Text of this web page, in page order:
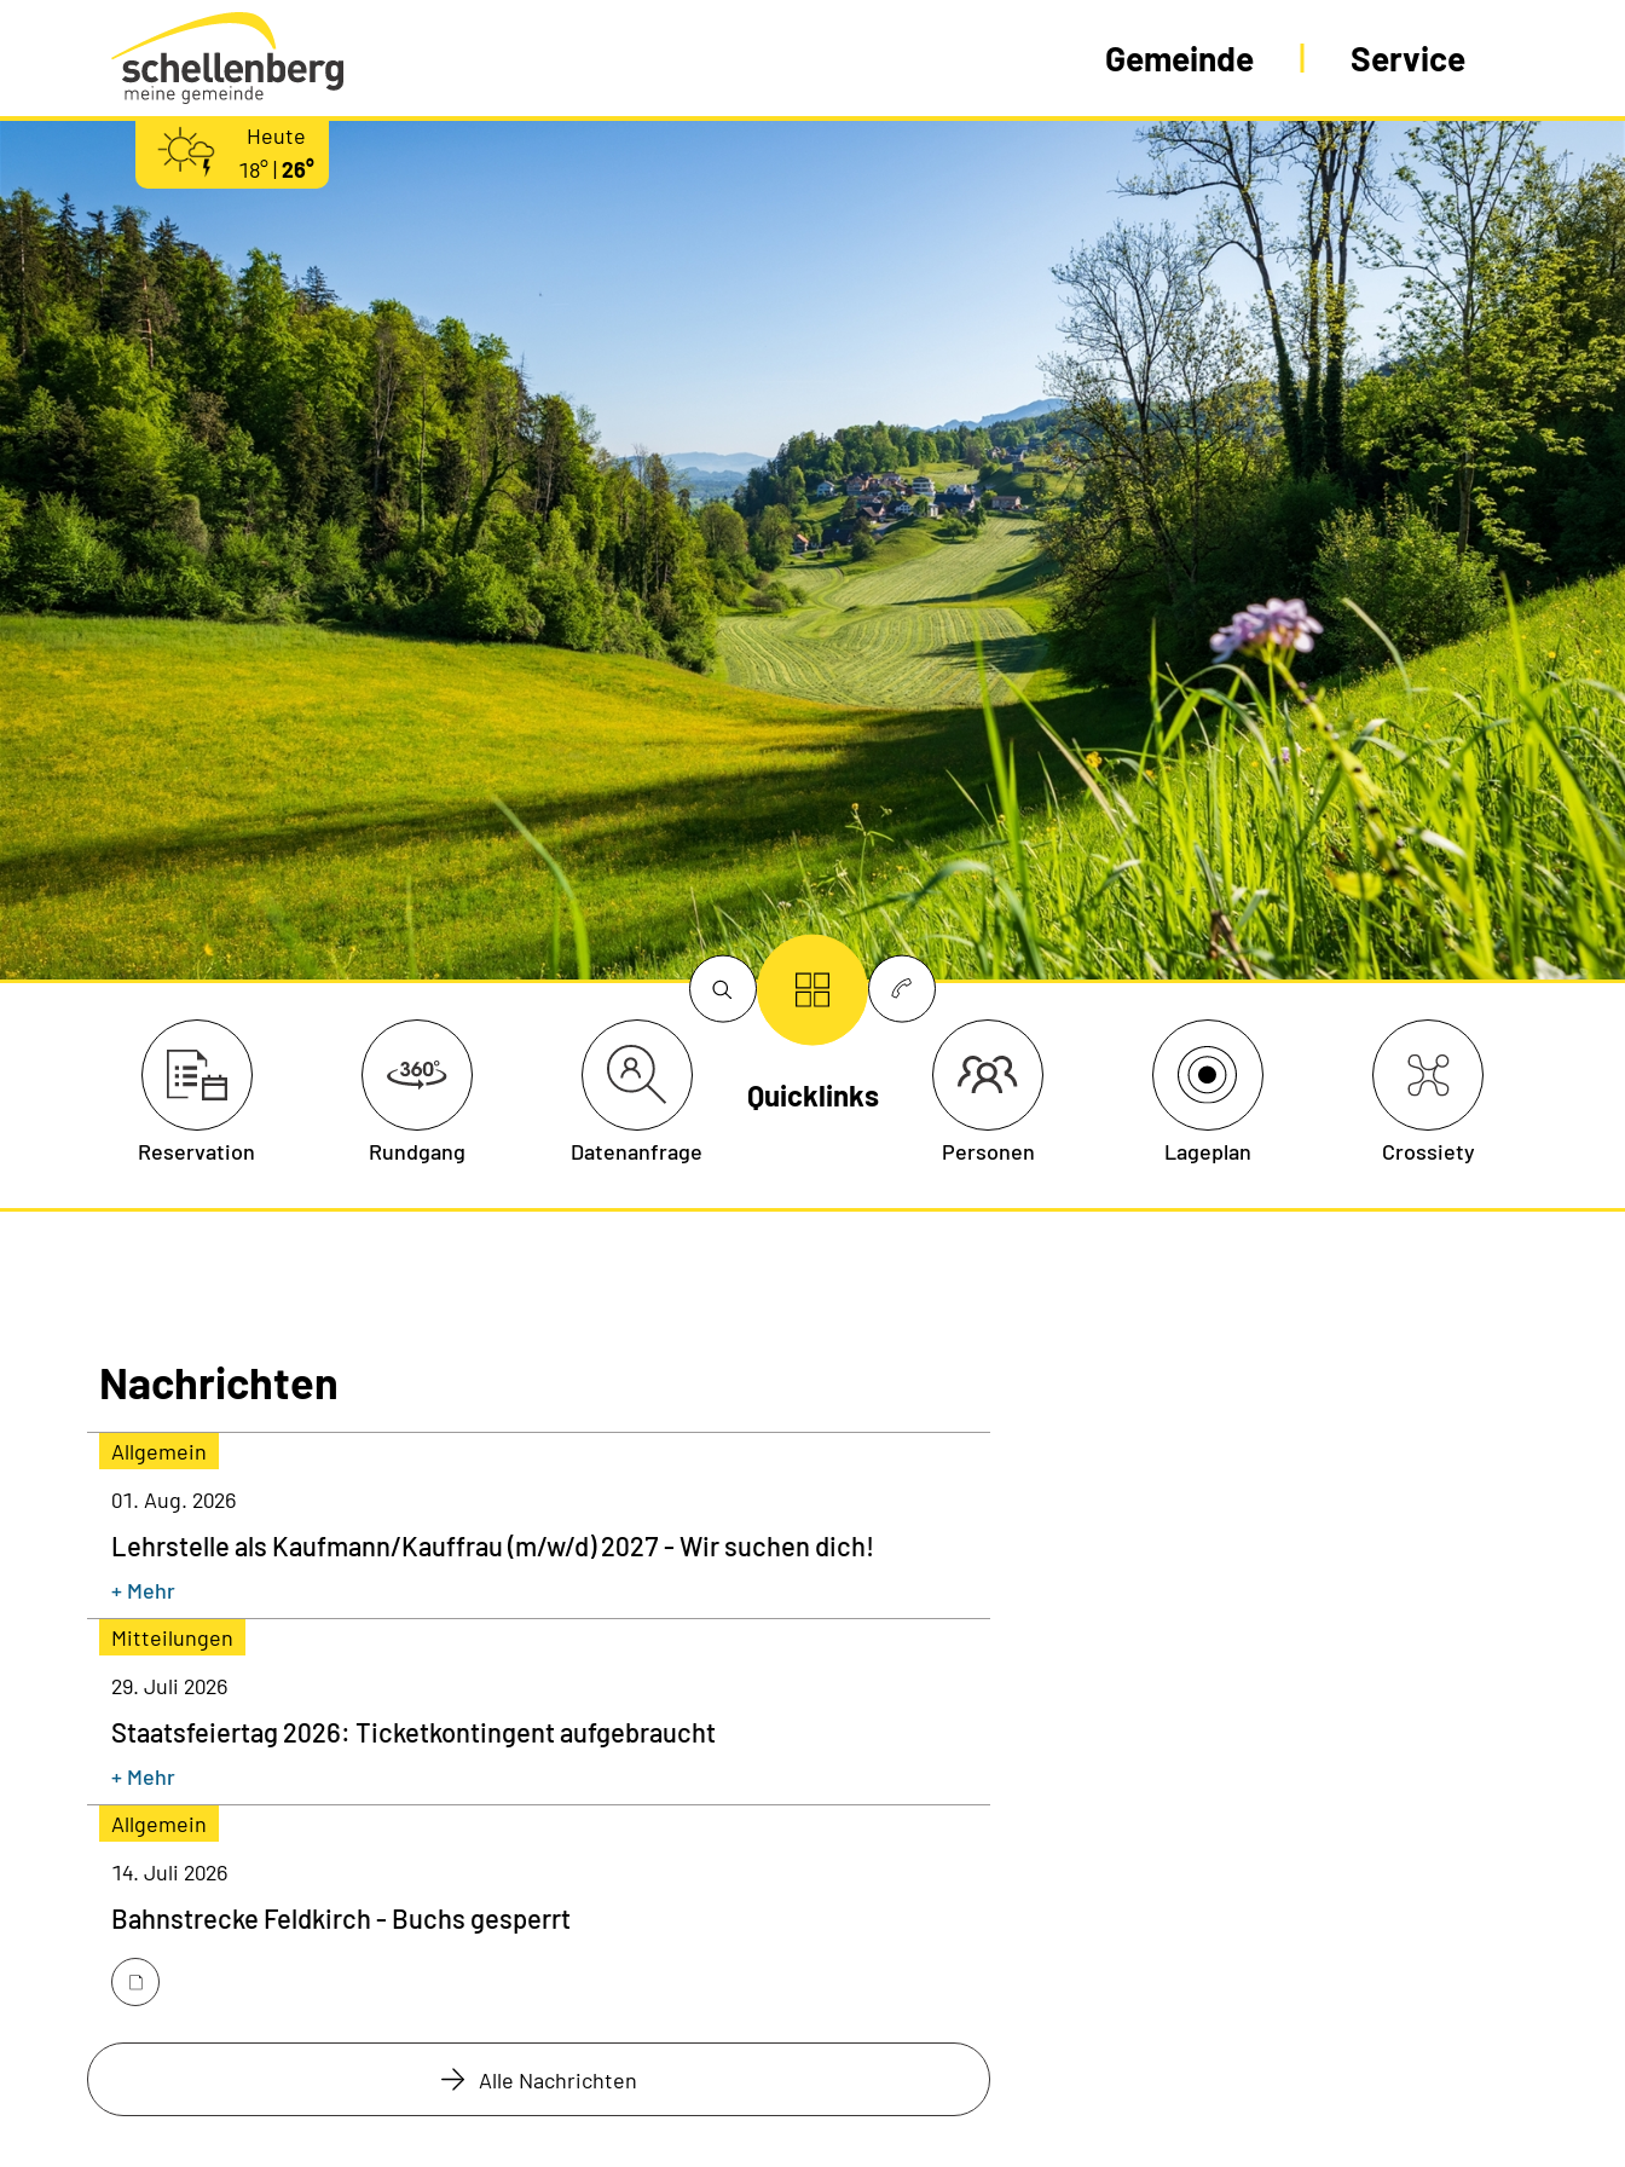
Gemeinde Schellenberg Startseite
Gemeinde Service
Heute
18° |26°
Reservation Rundgang Datenanfrage
Quicklinks
Personen Lageplan Crossiety
Nachrichten
Allgemein
01. Aug. 2026
Lehrstelle als Kaufmann/Kauffrau (m/w/d) 2027 - Wir suchen dich!
+ Mehr
Mitteilungen
29. Juli 2026
Staatsfeiertag 2026: Ticketkontingent aufgebraucht
+ Mehr
Allgemein
14. Juli 2026
Bahnstrecke Feldkirch - Buchs gesperrt
Alle Nachrichten